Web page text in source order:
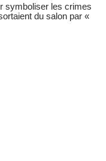
symboliser les crimes
du salon par «